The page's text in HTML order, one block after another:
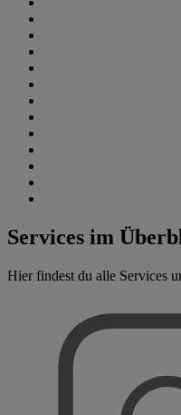
Services im
Hier findest du alle Services